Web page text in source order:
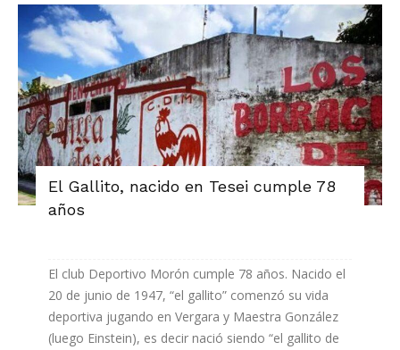
El Gallito, nacido en Tesei cumple 78
años
El club Deportivo Morón cumple 78 años. Nacido el
20 de junio de 1947, “el gallito” comenzó su vida
deportiva jugando en Vergara y Maestra González
(luego Einstein), es decir nació siendo “el gallito de